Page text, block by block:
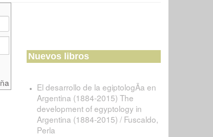
Nuevos libros
El desarrollo de la egiptologÃ­a en
Argentina (1884-2015) The
development of egyptology in
Argentina (1884-2015) / Fuscaldo,
Perla